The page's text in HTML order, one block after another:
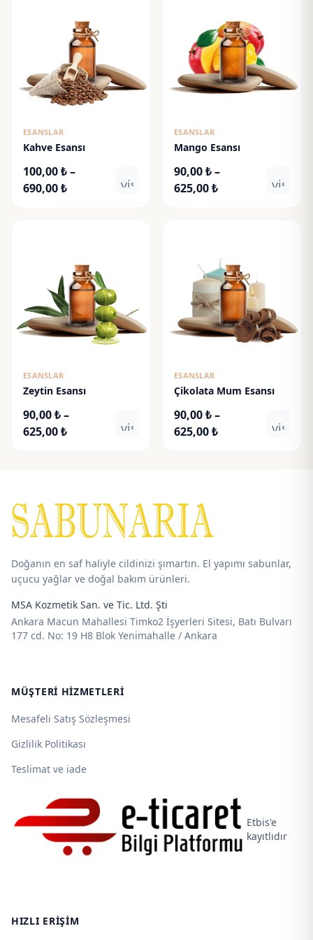
ESANSLAR
Kahve Esansı
100,00₺–
690,00₺Fiyat
visibility
ESANSLAR
Mango Esansı
90,00₺–
625,00₺Fiyat
ESANSLAR
Zeytin Esansı
90,00₺–
625,00₺Fiyat
visibility
ESANSLAR
Çikolata Mum Esansı
90,00₺–
625,00₺Fiyat
Doğanın en saf haliyle cildinizi şımartın. El yapımı sabunlar,
uçucu yağlar ve doğal bakım ürünleri.
MSA Kozmetik San. ve Tic. Ltd. Şti
Ankara Macun Mahallesi Timko2 İşyerleri Sitesi, Batı Bulvarı
177 cd. No: 19 H8 Blok Yenimahalle / Ankara
MÜŞTERI HIZMETLERI
Mesafeli Satış Sözleşmesi
Gizlilik Politikası
Teslimat ve iade
Etbis'e
kayıtlıdır
HIZLI ERIŞIM